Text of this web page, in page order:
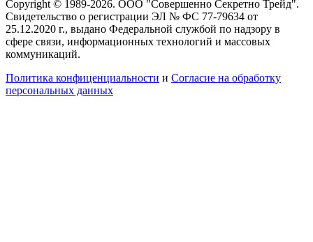
Copyright © 1989-2026. ООО "Совершенно Секретно Трейд".
Свидетельство о регистрации ЭЛ № ФС 77-79634 от
25.12.2020 г., выдано Федеральной службой по надзору в
сфере связи, информационных технологий и массовых
коммуникаций.
Политика конфиценциальности и Согласие на обработку
персональных данных